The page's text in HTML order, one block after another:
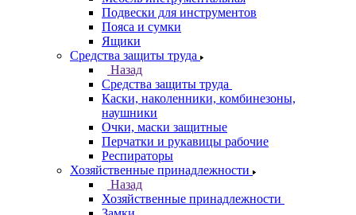
Подвески для инструментов
Пояса и сумки
Ящики
Средства защиты труда
Назад
Средства защиты труда
Каски, наколенники, комбинезоны,
наушники
Очки, маски защитные
Перчатки и рукавицы рабочие
Респираторы
Хозяйственные принадлежности
Назад
Хозяйственные принадлежности